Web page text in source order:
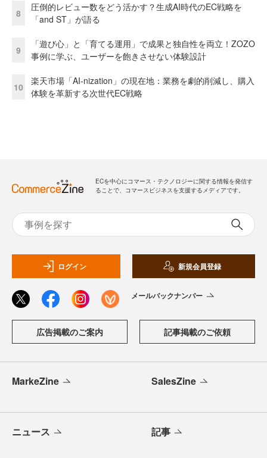
8
圧倒的レビュー数をどう活かす？生成AI時代のEC戦略を
「and ST」が語る
9
「遊び心」と「育てる運用」で成果と独自性を両立！ZOZO
事例に学ぶ、ユーザーを飽きさせない体験設計
10
楽天市場「AI-nization」の現在地：業務を劇的削減し、購入
体験を革新する次世代EC戦略
ECを中心にコマース・テクノロジーに関する情報を発信す
ることで、コマースビジネスを支援するメディアです。
ログイン 新規会員登録
メールバックナンバー
広告掲載のご案内 記事掲載のご依頼
MarkeZine SalesZine
ニュース 記事